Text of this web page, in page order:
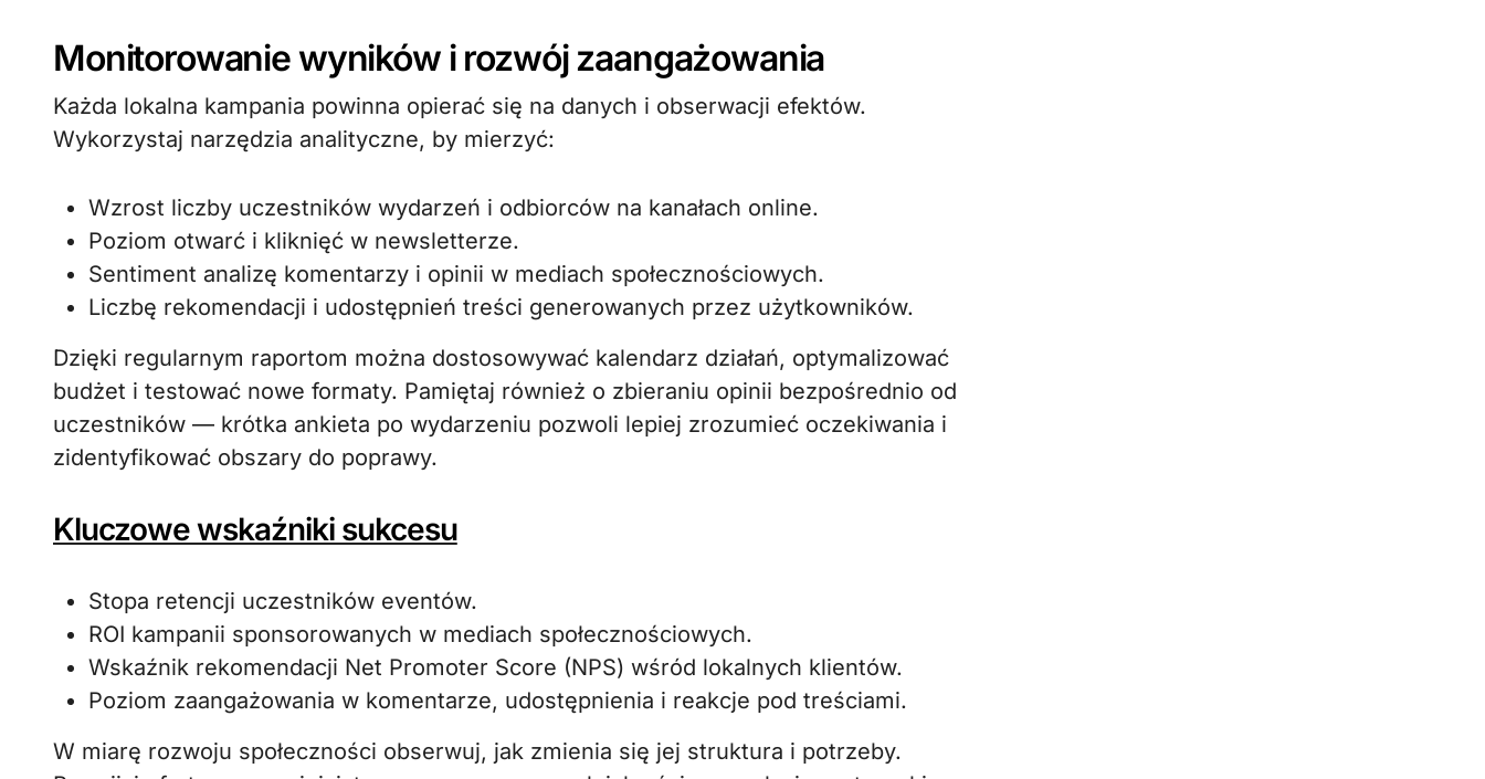
Monitorowanie wyników i rozwój zaangażowania
Każda lokalna kampania powinna opierać się na danych i obserwacji efektów.
Wykorzystaj narzędzia analityczne, by mierzyć:
Wzrost liczby uczestników wydarzeń i odbiorców na kanałach online.
Poziom otwarć i kliknięć w newsletterze.
Sentiment analizę komentarzy i opinii w mediach społecznościowych.
Liczbę rekomendacji i udostępnień treści generowanych przez użytkowników.
Dzięki regularnym raportom można dostosowywać kalendarz działań, optymalizować
budżet i testować nowe formaty. Pamiętaj również o zbieraniu opinii bezpośrednio od
uczestników — krótka ankieta po wydarzeniu pozwoli lepiej zrozumieć oczekiwania i
zidentyfikować obszary do poprawy.
Kluczowe wskaźniki sukcesu
Stopa retencji uczestników eventów.
ROI kampanii sponsorowanych w mediach społecznościowych.
Wskaźnik rekomendacji Net Promoter Score (NPS) wśród lokalnych klientów.
Poziom zaangażowania w komentarze, udostępnienia i reakcje pod treściami.
W miarę rozwoju społeczności obserwuj, jak zmienia się jej struktura i potrzeby.